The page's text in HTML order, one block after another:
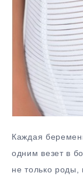
Каждая
одним везет в
не только роды,